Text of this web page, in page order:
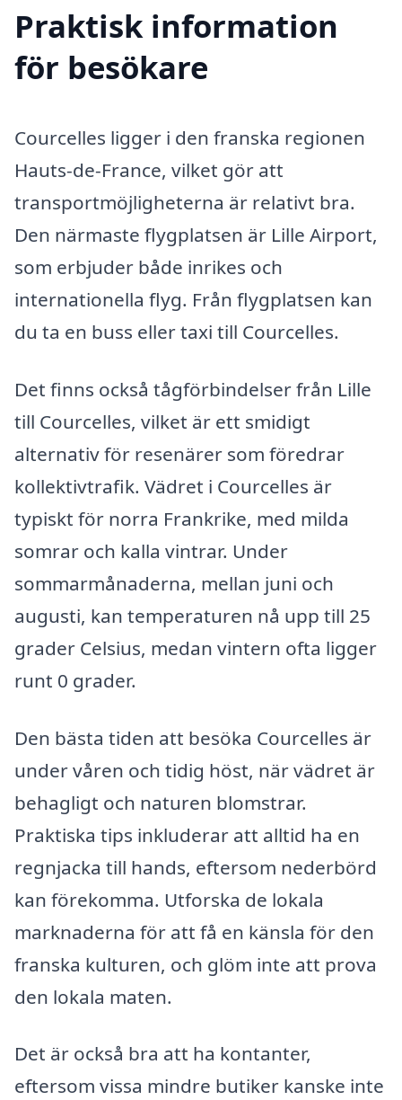
Praktisk information
för besökare
Courcelles ligger i den franska regionen
Hauts-de-France, vilket gör att
transportmöjligheterna är relativt bra.
Den närmaste flygplatsen är Lille Airport,
som erbjuder både inrikes och
internationella flyg. Från flygplatsen kan
du ta en buss eller taxi till Courcelles.
Det finns också tågförbindelser från Lille
till Courcelles, vilket är ett smidigt
alternativ för resenärer som föredrar
kollektivtrafik. Vädret i Courcelles är
typiskt för norra Frankrike, med milda
somrar och kalla vintrar. Under
sommarmånaderna, mellan juni och
augusti, kan temperaturen nå upp till 25
grader Celsius, medan vintern ofta ligger
runt 0 grader.
Den bästa tiden att besöka Courcelles är
under våren och tidig höst, när vädret är
behagligt och naturen blomstrar.
Praktiska tips inkluderar att alltid ha en
regnjacka till hands, eftersom nederbörd
kan förekomma. Utforska de lokala
marknaderna för att få en känsla för den
franska kulturen, och glöm inte att prova
den lokala maten.
Det är också bra att ha kontanter,
eftersom vissa mindre butiker kanske inte